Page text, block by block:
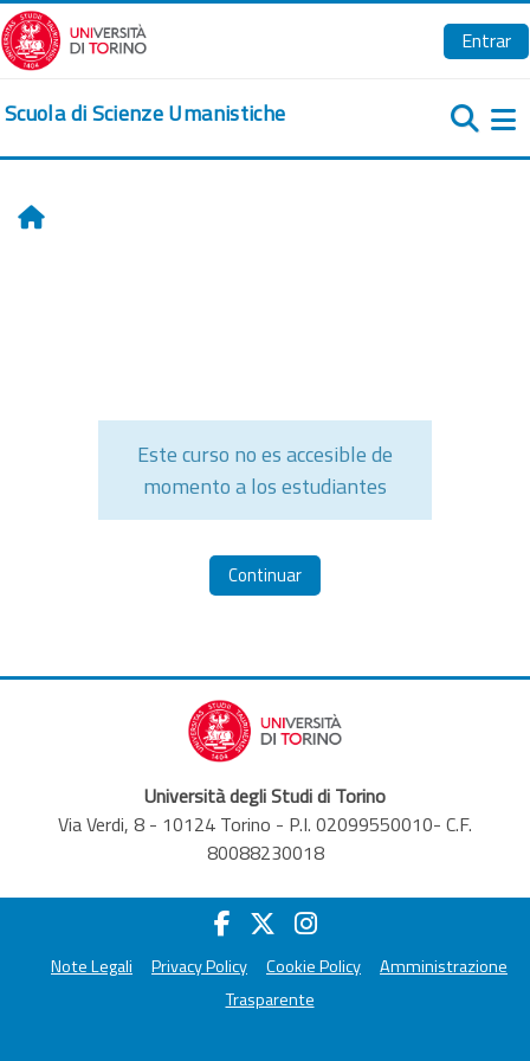
Salta al contenido principal
Entrar
Scuola di Scienze Umanistiche
Inicio
Este curso no es accesible de
momento a los estudiantes
Continuar
Università degli Studi di Torino
Via Verdi, 8 - 10124 Torino - P.I. 02099550010- C.F.
80088230018
Note Legali Privacy Policy Cookie Policy
Amministrazione
Trasparente